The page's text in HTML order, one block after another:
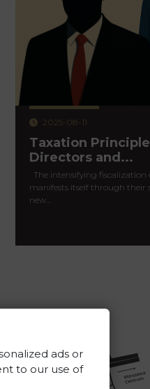
2025-08-11
Taxation
Directors and...
The intensifying
manifests itself through their
new…
ads or
to our use of